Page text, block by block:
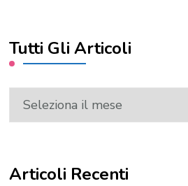
Tutti Gli Articoli
Tutti
Gli
Articoli Recenti